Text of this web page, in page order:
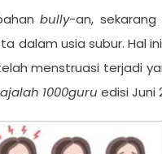
bully-an, sekarang
usia subur. Hal
menstruasi terjadi
1000guru edisi Juni